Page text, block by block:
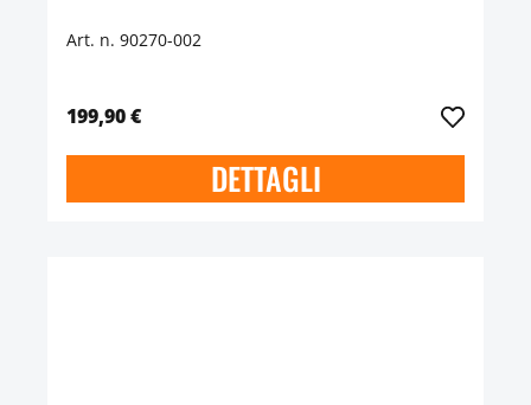
Art. n. 90270-002
199,90 €
DETTAGLI